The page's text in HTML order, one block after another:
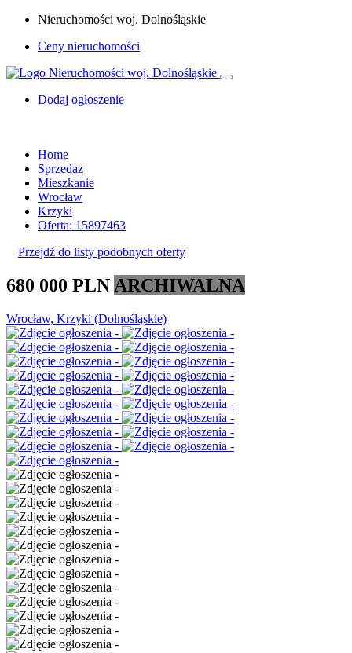
Nieruchomości woj. Dolnośląskie
Ceny nieruchomości
Dodaj ogłoszenie
Home
Sprzedaz
Mieszkanie
Wrocław
Krzyki
Oferta: 15897463
Przejdź do listy podobnych oferty
680 000 PLN ARCHIWALNA
Wrocław, Krzyki (Dolnośląskie)